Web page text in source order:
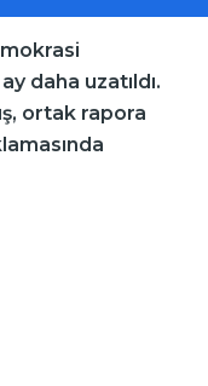
daha uzatıldı.
ortak rapora